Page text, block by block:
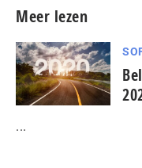
Meer lezen
...